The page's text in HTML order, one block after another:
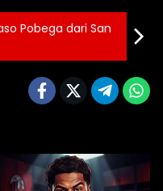
Pobega dari San